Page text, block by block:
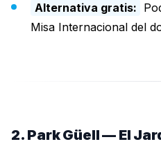
Alternativa gratis:
Misa Internacional del
2. Park Güell — El